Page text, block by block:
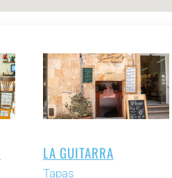
LA GUITARRA
Tapas